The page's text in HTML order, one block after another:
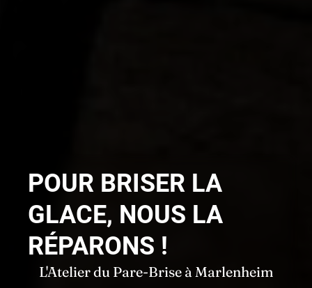
L'Atelier du Pare-Brise à Marlenheim
POUR BRISER LA
GLACE, NOUS LA
RÉPARONS !